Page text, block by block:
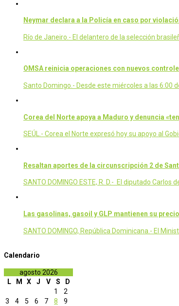
Neymar declara a la Policía en caso por
Río de Janeiro.- El delantero de la selección
OMSA reinicia operaciones con nuevos
Santo Domingo.- Desde este miércoles a las 6:00
Corea del Norte apoya a Maduro y denuncia
SEÚL.- Corea el Norte expresó hoy su apoyo al
Resaltan aportes de la circunscripción 2 de
SANTO DOMINGO ESTE, R. D.- El diputado
Las gasolinas, gasoil y GLP mantienen su
SANTO DOMINGO, República Dominicana.- El
Calendario
agosto 2026
L
M X J V S
D
1
2
3
4 5 6 7 8 9